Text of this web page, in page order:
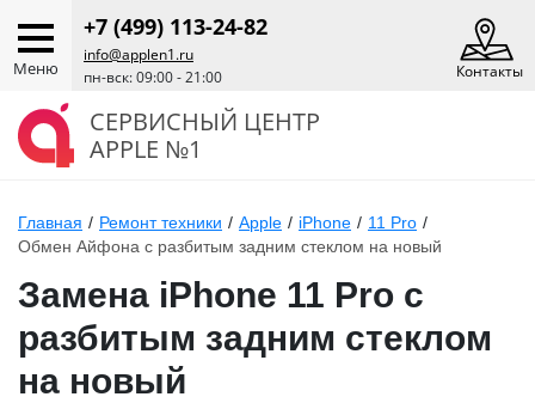
Меню
+7 (499) 113-24-82
info@applen1.ru
пн-вск: 09:00 - 21:00
Контакты
СЕРВИСНЫЙ ЦЕНТР
APPLE №1
Главная / Ремонт техники / Apple / iPhone / 11 Pro /
Обмен Айфона с разбитым задним стеклом на новый
Замена iPhone 11 Pro с
разбитым задним стеклом
на новый